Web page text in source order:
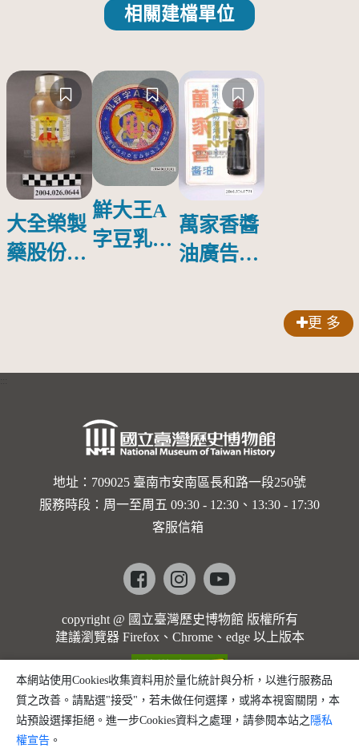
相關建檔單位
大全榮製
藥股份有
鮮大王A
字豆乳罐
萬家香醬
油廣告塑
更 多
地址：709025 臺南市安南區長和路一段250號
服務時段：周一至周五 09:30 - 12:30、13:30 - 17:30
客服信箱
Facebookinstagramyoutube
copyright @ 國立臺灣歷史博物館 版權所有
建議瀏覽器 Firefox、Chrome、edge 以上版本
本網站使用Cookies收集資料用於量化統計與分析，以進行服務品
質之改善。請點選"接受"，若未做任何選擇，或將本視窗關閉，本
站預設選擇拒絕。進一步Cookies資料之處理，請參閱本站之 隱私
權宣告 。